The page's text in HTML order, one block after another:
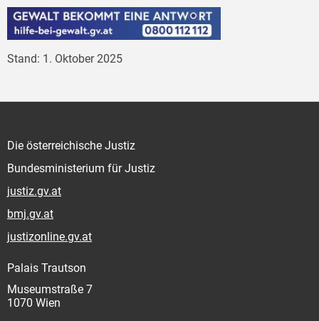
Stand: 1. Oktober 2025
Die österreichische Justiz
Bundesministerium für Justiz
justiz.gv.at
bmj.gv.at
justizonline.gv.at
Palais Trautson
Museumstraße 7
1070 Wien